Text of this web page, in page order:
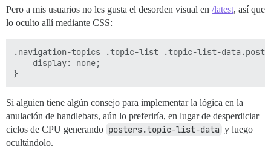
<script type='text/x-handlebars' data-template-
{{~raw-plugin-outlet name="topic-list-before-
{{#if bulkSelectEnabled}}
  <td class="bulk-select topic-list-data">
    <label for="bulk-select-{{topic.id}}">
<input type="checkbox" class="bulk-select"
  </td>
{{/if}}
<td class='main-link clearfix topic-list-data'>
{{~raw-plugin-outlet name="topic-list-before-
Pero a mis usuarios no les gusta el desorden visual en /latest, así que
lo oculto allí mediante CSS:
.navigation-topics .topic-list .topic-list-
    display: none;
Si alguien tiene algún consejo para implementar la lógica en la
anulación de handlebars, aún lo preferiría, en lugar de desperdiciar
ciclos de CPU generando posters.topic-list-data y luego
ocultándolo.